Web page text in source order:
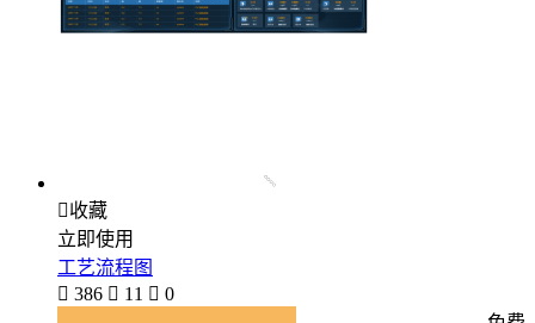
收藏
立即使用
工艺流程图
 386  11  0